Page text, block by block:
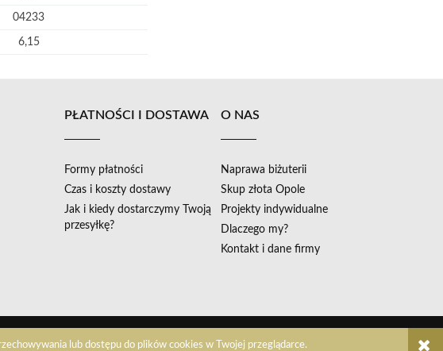
lub dostępu do plików cookies w Twojej przeglądarce.
04233
6,15
PŁATNOŚCI I DOSTAWA
Formy płatności
Czas i koszty dostawy
Jak i kiedy dostarczymy Twoją
przesyłkę?
O NAS
Naprawa biżuterii
Skup złota Opole
Projekty indywidualne
Dlaczego my?
Kontakt i dane firmy